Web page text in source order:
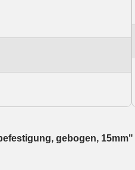
gebogen, 15mm"